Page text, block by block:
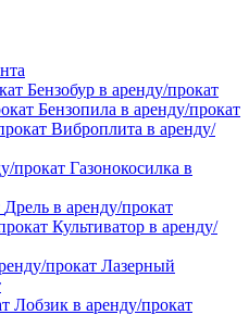
Бензобур в аренду/прокат
Бензопила в аренду/прокат
Виброплита в аренду/
Газонокосилка в
Дрель в аренду/прокат
Культиватор в аренду/
Лазерный
Лобзик в аренду/прокат